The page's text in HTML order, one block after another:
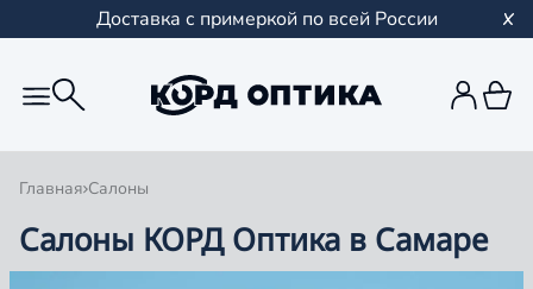
Доставка с примеркой по всей России
Главная Салоны
Салоны КОРД Оптика в Самаре